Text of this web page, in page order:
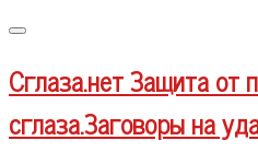
Меню
Сглаза.нетЗащита от
сглаза.Заговоры на